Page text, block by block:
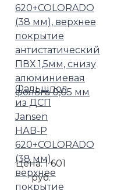
Фальшпол
из ДСП
Jansen
HАB-P
620+COLORADO
(38 мм),
верхнее
покрытие
Цена:1 601
руб.